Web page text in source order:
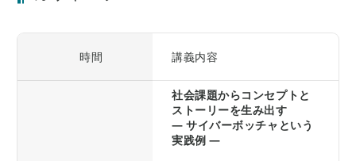
時間 講義内容
社会課題からコンセプトと
ストーリーを生み出す
― サイバーボッチャという
実践例 ―